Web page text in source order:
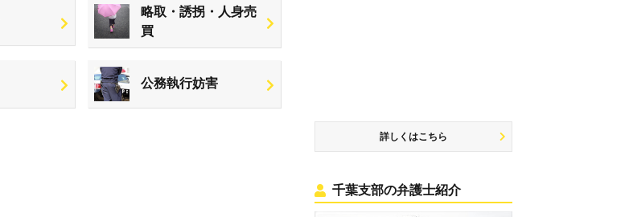
略取・誘拐・人身売
買
公務執行妨害
詳しくはこちら
千葉支部の弁護士紹介